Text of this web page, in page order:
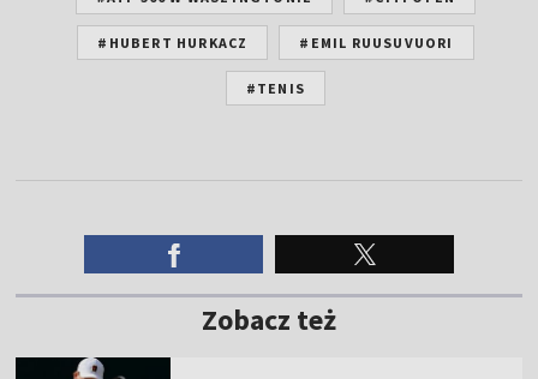
#HUBERT HURKACZ #EMIL RUUSUVUORI
#TENIS
Zobacz też